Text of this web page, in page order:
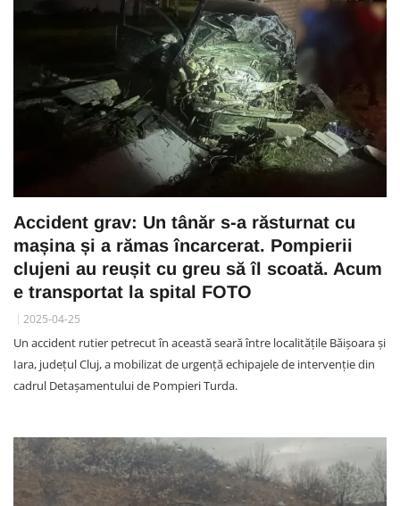
Accident grav: Un tânăr s-a răsturnat cu
mașina și a rămas încarcerat. Pompierii
clujeni au reușit cu greu să îl scoată. Acum
e transportat la spital FOTO
2025-04-25
Un accident rutier petrecut în această seară între localitățile Băișoara și
Iara, județul Cluj, a mobilizat de urgență echipajele de intervenție din
cadrul Detașamentului de Pompieri Turda.